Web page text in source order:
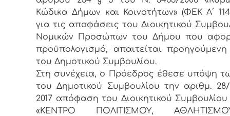
Κώδικα Δήμων και Κοινοτήτων» (ΦΕΚ Α΄ 114/
για τις αποφάσεις του Διοικητικού
Νομικών Προσώπων του Δήμου που
προϋπολογισμό, απαιτείται προηγούμενη
του Δημοτικού Συμβουλίου.
Στη συνέχεια, ο Πρόεδρος έθεσε υπόψη
του Δημοτικού Συμβουλίου την αριθμ. 28/
2017 απόφαση του Διοικητικού
«ΚΕΝΤΡΟ ΠΟΛΙΤΙΣΜΟΥ,